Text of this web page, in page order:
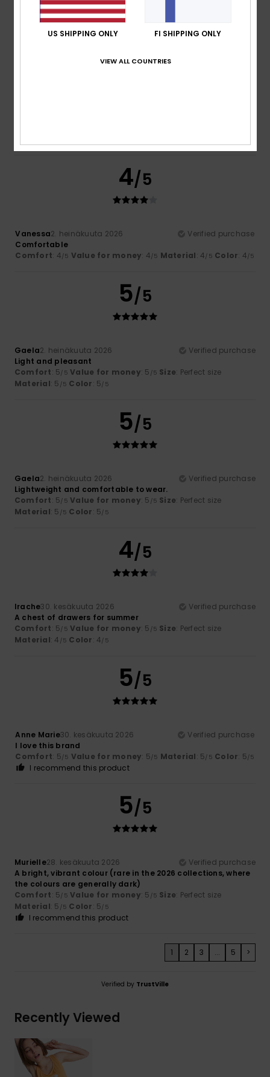
5
4/5
Vanessa2. heinäkuuta 2026
Verified purchase
Comfortable
Comfort: 4/5 Value for money: 4/5 Material: 4/5 Color: 4/5
5/5
Gaela2. heinäkuuta 2026
Verified purchase
Light and pleasant
Comfort: 5/5 Value for money: 5 /5 Size: Perfect size
Material: 5 /5 Color: 5/5
5/5
Gaela2. heinäkuuta 2026
Verified purchase
Lightweight and comfortable to wear.
Comfort: 5/5 Value for money: 5 /5 Size: Perfect size
Material: 5 /5 Color: 5/5
4/5
Irache30. kesäkuuta 2026
Verified purchase
A chest of drawers for summer
Comfort: 5/5 Value for money: 5 /5 Size: Perfect size
Material: 4 /5 Color: 4/5
5/5
Anne Marie30. kesäkuuta 2026
Verified purchase
I love this brand
Comfort: 5/5 Value for money: 5/5 Material: 5/5 Color: 5/5
I recommend this product
5/5
Murielle28. kesäkuuta 2026
Verified purchase
A bright, vibrant colour (rare in the 2026 collections, where
the colours are generally dark)
Comfort: 5/5 Value for money: 5 /5 Size: Perfect size
Material: 5 /5 Color: 5/5
I recommend this product
1 2 3 ... 5 >
Verified by TrustVille
Recently Viewed
US SHIPPING ONLY FI SHIPPING ONLY
VIEW ALL COUNTRIES